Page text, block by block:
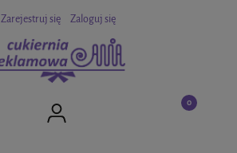
Zarejestruj się Zaloguj się